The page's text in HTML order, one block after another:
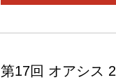
第17回 オアシス